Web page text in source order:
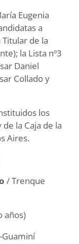
Eugenia
a
Titular de la
la Lista nº3
Daniel
Collado y
los
la Caja de la
Aires.
/ Trenque
años)
Guaminí